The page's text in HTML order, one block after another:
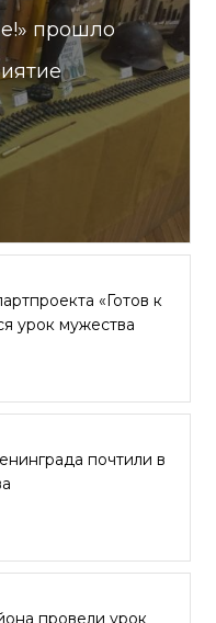
прошло
«Готов к
урок мужества
почтили в
провели урок